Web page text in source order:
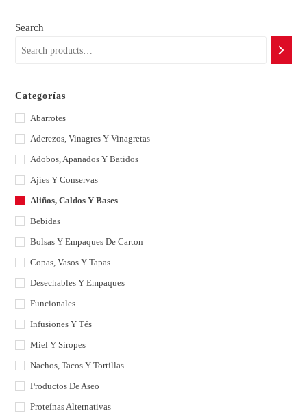
Search
Categorías
Abarrotes
Aderezos, Vinagres Y Vinagretas
Adobos, Apanados Y Batidos
Ajíes Y Conservas
Aliños, Caldos Y Bases
Bebidas
Bolsas Y Empaques De Carton
Copas, Vasos Y Tapas
Desechables Y Empaques
Funcionales
Infusiones Y Tés
Miel Y Siropes
Nachos, Tacos Y Tortillas
Productos De Aseo
Proteínas Alternativas